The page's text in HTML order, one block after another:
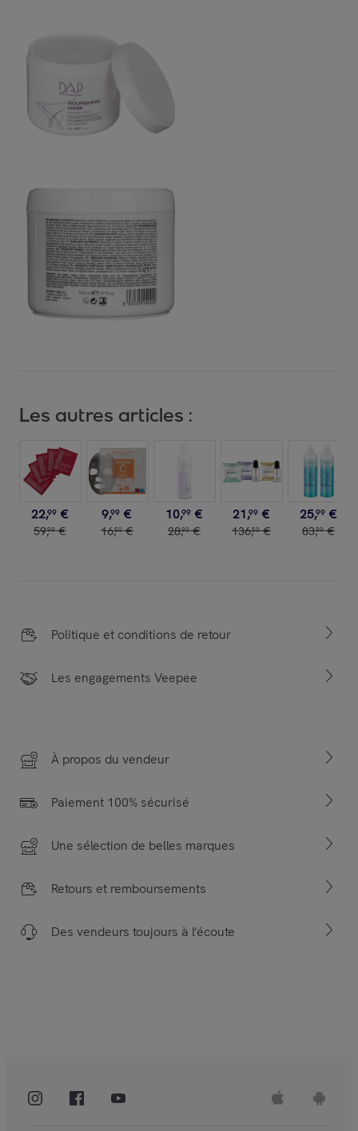
Les autres articles :
22,99 €
59,99 €
9,99 €
16,50 €
10,99 €
28,90 €
21,99 €
136,50 €
25,99 €
83,99 €
Politique et conditions de retour
Les engagements Veepee
À propos du vendeur
Paiement 100% sécurisé
Une sélection de belles marques
Retours et remboursements
Des vendeurs toujours à l’écoute